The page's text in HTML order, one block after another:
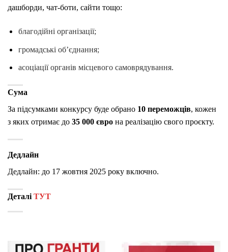
дашборди, чат-боти, сайти тощо:
благодійні організації;
громадські об’єднання;
асоціації органів місцевого самоврядування.
Сума
За підсумками конкурсу буде обрано 10 переможців, кожен
з яких отримає до 35 000 євро на реалізацію свого проєкту.
Дедлайн
Дедлайн: до 17 жовтня 2025 року включно.
Деталі ТУТ